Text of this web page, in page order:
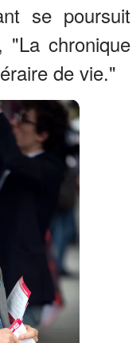
se poursuit
"La chronique
de vie."